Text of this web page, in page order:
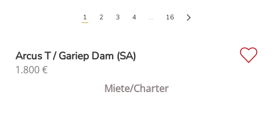
1 2 3 4 … 16
Arcus T / Gariep Dam (SA)
1.800€
Miete/Charter